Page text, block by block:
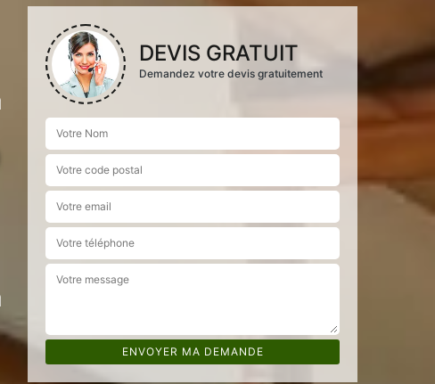
DEVIS GRATUIT
Demandez votre devis gratuitement